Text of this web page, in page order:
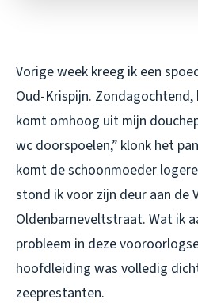
Vorige week kreeg ik een
Oud-Krispijn.
komt omhoog uit mijn
wc doorspoelen,” klonk het
komt de schoonmoeder
stond ik voor zijn deur aan de
Oldenbarneveltstraat. Wat ik
probleem in deze
hoofdleiding was volledig
zeeprestanten.